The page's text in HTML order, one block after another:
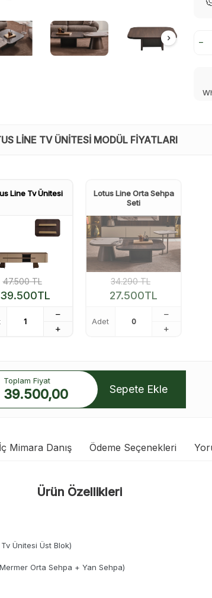
LINE TV ÜNITESI MODÜL FIYATLARI
Line Tv Ünitesi
47.500TL
39.500TL
Lotus Line Orta Sehpa
Seti
34.290TL
27.500TL
Adet
Toplam Fiyat
39.500,00 Sepete Ekle
İç Mimara Danış Ödeme Seçenekleri
Ürün Özellikleri
Ünitesi Üst Blok)
Orta Sehpa + Yan Sehpa)